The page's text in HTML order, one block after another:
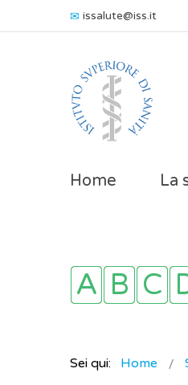
issalute@iss.it
Home La
Sei qui: Home